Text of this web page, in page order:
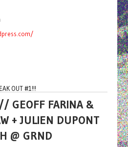
OUT #1!!!
GEOFF FARINA &
+ JULIEN DUPONT
@ GRND